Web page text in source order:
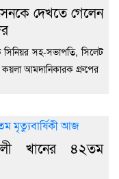
দেখতে গেলেন
সিনিয়র সহ-সভাপতি, সিলেট
কয়লা আমদানিকারক গ্রুপের
খানের ৪২তম